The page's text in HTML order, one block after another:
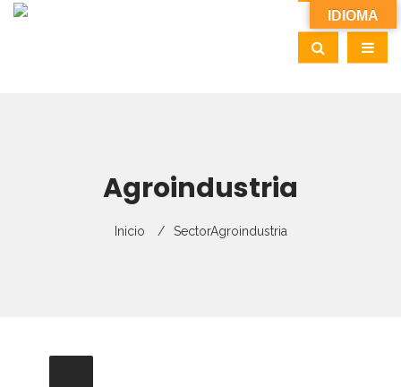
Agroindustria
Inicio SectorAgroindustria
IDIOMA